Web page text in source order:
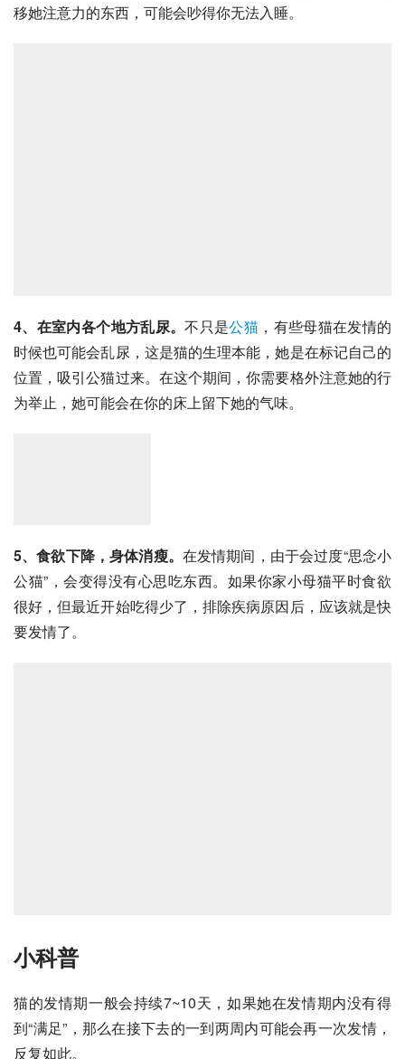
移她注意力的东西，可能会吵得你无法入睡。
4、在室内各个地方乱尿。不只是公猫 ，有些母猫在发情的
时候也可能会乱尿，这是猫的生理本能，她是在标记自己的
位置，吸引公猫过来。在这个期间，你需要格外注意她的行
为举止，她可能会在你的床上留下她的气味。
5、食欲下降，身体消瘦。 在发情期间，由于会过度“思念小
公猫”，会变得没有心思吃东西。如果你家小母猫平时食欲
很好，但最近开始吃得少了，排除疾病原因后，应该就是快
要发情了。
小科普
猫的发情期一般会持续7~10天，如果她在发情期内没有得
到“满足”，那么在接下去的一到两周内可能会再一次发情，
反复如此。